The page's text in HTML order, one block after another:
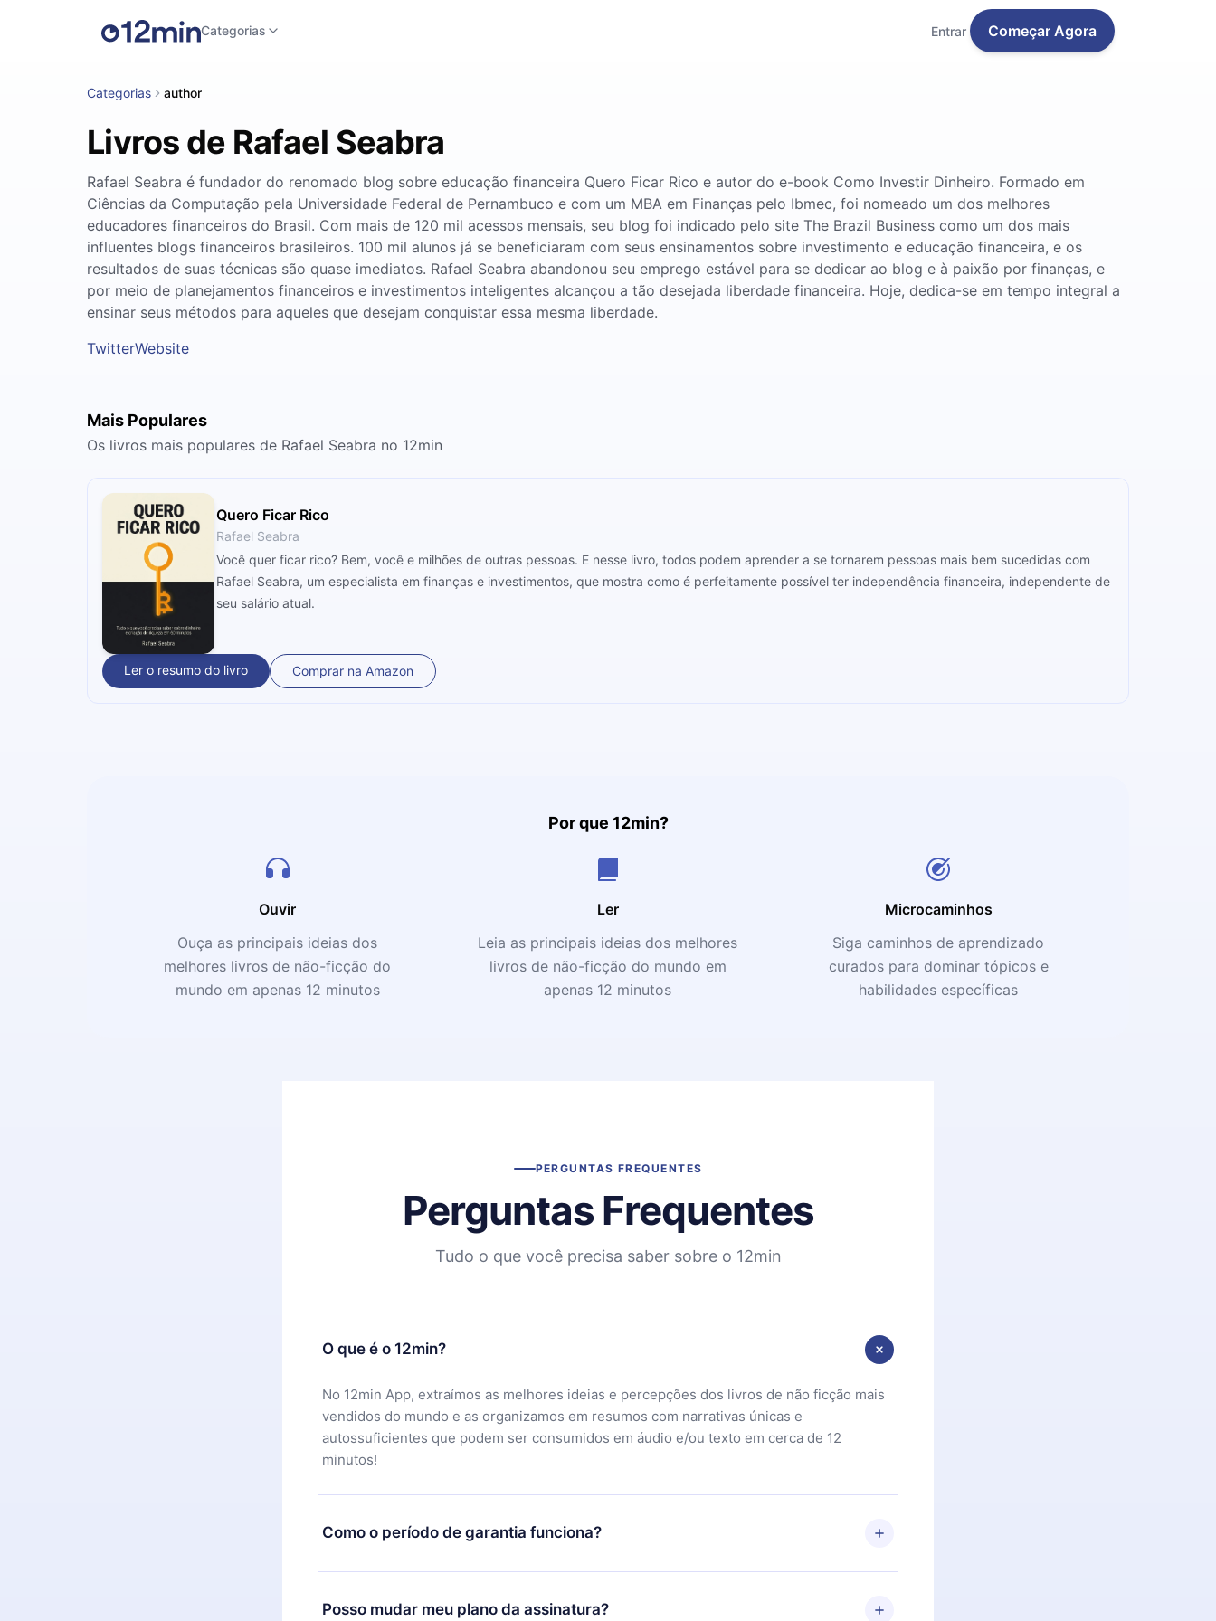
Categorias Entrar Começar Agora
Categorias author
Livros de Rafael Seabra
Rafael Seabra é fundador do renomado blog sobre educação financeira Quero Ficar Rico e autor do e-book Como Investir Dinheiro. Formado em
Ciências da Computação pela Universidade Federal de Pernambuco e com um MBA em Finanças pelo Ibmec, foi nomeado um dos melhores
educadores financeiros do Brasil. Com mais de 120 mil acessos mensais, seu blog foi indicado pelo site The Brazil Business como um dos mais
influentes blogs financeiros brasileiros. 100 mil alunos já se beneficiaram com seus ensinamentos sobre investimento e educação financeira, e os
resultados de suas técnicas são quase imediatos. Rafael Seabra abandonou seu emprego estável para se dedicar ao blog e à paixão por finanças, e
por meio de planejamentos financeiros e investimentos inteligentes alcançou a tão desejada liberdade financeira. Hoje, dedica-se em tempo integral a
ensinar seus métodos para aqueles que desejam conquistar essa mesma liberdade.
TwitterWebsite
Mais Populares
Os livros mais populares de Rafael Seabra no 12min
Quero Ficar Rico
Rafael Seabra
Você quer ficar rico? Bem, você e milhões de outras pessoas. E nesse livro, todos podem aprender a se tornarem pessoas mais bem sucedidas com
Rafael Seabra, um especialista em finanças e investimentos, que mostra como é perfeitamente possível ter independência financeira, independente de
seu salário atual.
Ler o resumo do livro Comprar na Amazon
Por que 12min?
Ouvir
Ouça as principais ideias dos
melhores livros de não-ficção do
mundo em apenas 12 minutos
Ler
Leia as principais ideias dos melhores
livros de não-ficção do mundo em
apenas 12 minutos
Microcaminhos
Siga caminhos de aprendizado
curados para dominar tópicos e
habilidades específicas
PERGUNTAS FREQUENTES
Perguntas Frequentes
Tudo o que você precisa saber sobre o 12min
O que é o 12min?
No 12min App, extraímos as melhores ideias e percepções dos livros de não ficção mais
vendidos do mundo e as organizamos em resumos com narrativas únicas e
autossuficientes que podem ser consumidos em áudio e/ou texto em cerca de 12
minutos!
Como o período de garantia funciona?
Você pode baixar nosso aplicativo e começar a aproveitar nossa biblioteca. Se por algum
motivo não ficar satisfeito com nossa plataforma, basta entrar em contato com nossa
Posso mudar meu plano da assinatura?